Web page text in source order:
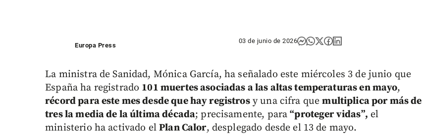
Europa Press
03 de junio de 2026
La ministra de Sanidad, Mónica García, ha señalado este miércoles 3 de junio que
España ha registrado 101 muertes asociadas a las altas temperaturas en mayo,
récord para este mes desde que hay registrosy una cifra quemultiplica por más de
tres la media de la última década; precisamente, para“proteger vidas”, el
ministerio ha activado elPlan Calor, desplegado desde el 13 de mayo.